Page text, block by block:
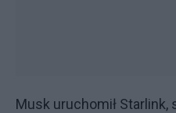
Musk uruchomił